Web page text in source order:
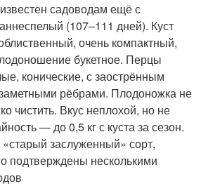
садоводам ещё с
(107–111 дней). Куст
очень компактный,
букетное. Перцы
конические, с заострённым
рёбрами. Плодоножка не
чистить. Вкус неплохой, но не
— до 0,5 кг с куста за сезон.
заслуженный» сорт,
подтверждены несколькими